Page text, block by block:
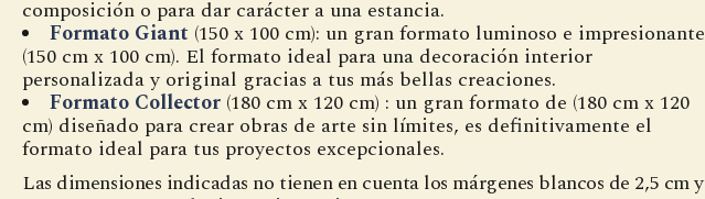
composición o para dar carácter a una estancia.
Formato Giant (150 x 100 cm): un gran formato luminoso e impresionante
(150 cm x 100 cm). El formato ideal para una decoración interior
personalizada y original gracias a tus más bellas creaciones.
Formato Collector (180 cm x 120 cm) : un gran formato de (180 cm x 120
cm) diseñado para crear obras de arte sin límites, es definitivamente el
formato ideal para tus proyectos excepcionales.
Las dimensiones indicadas no tienen en cuenta los márgenes blancos de 2,5 cm y